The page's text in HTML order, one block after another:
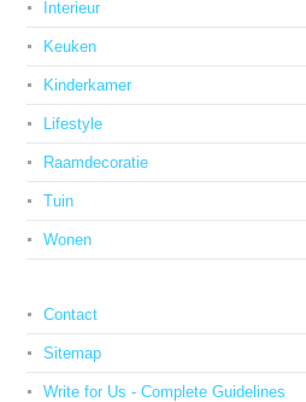
Interieur
Keuken
Kinderkamer
Lifestyle
Raamdecoratie
Tuin
Wonen
Contact
Sitemap
Write for Us - Complete Guidelines